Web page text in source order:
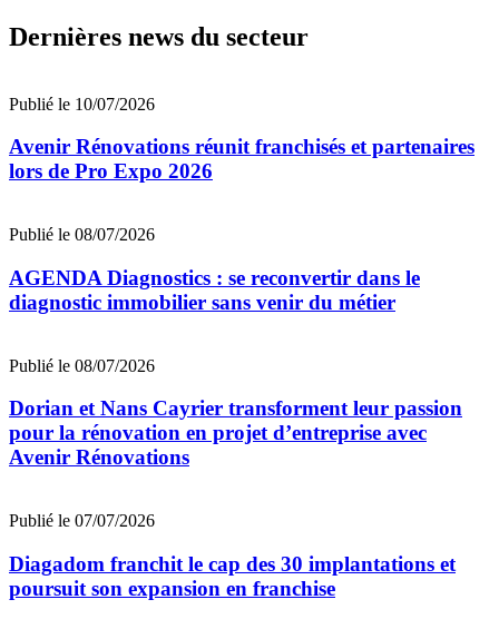
Dernières news du secteur
Publié le 10/07/2026
Avenir Rénovations réunit franchisés et partenaires
lors de Pro Expo 2026
Publié le 08/07/2026
AGENDA Diagnostics : se reconvertir dans le
diagnostic immobilier sans venir du métier
Publié le 08/07/2026
Dorian et Nans Cayrier transforment leur passion
pour la rénovation en projet d’entreprise avec
Avenir Rénovations
Publié le 07/07/2026
Diagadom franchit le cap des 30 implantations et
poursuit son expansion en franchise